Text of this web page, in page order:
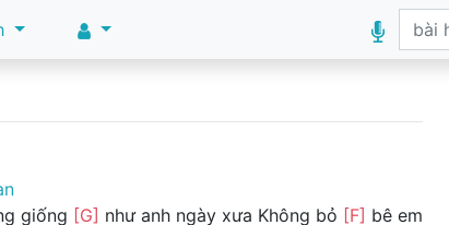
giống [G] như anh ngày xưa Không bỏ [F] bê em